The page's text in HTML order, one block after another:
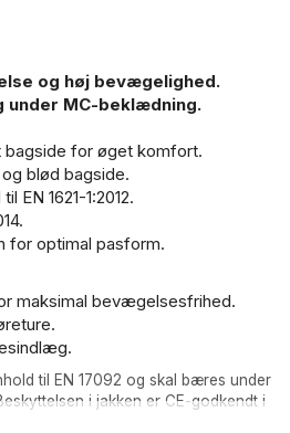
og høj bevægelighed.
MC-beklædning.
for øget komfort.
blød bagside.
EN 1621-1:2012.
for optimal pasform.
maksimal bevægelsesfrihed.
til EN 17092 og skal bæres under
i jakken er CE-godkendt i